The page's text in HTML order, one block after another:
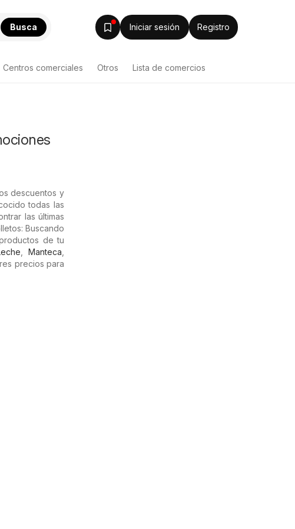
Busca Iniciar sesión Registro
Centros comerciales Otros Lista de comercios
descuentos y
todas las
las últimas
Buscando
de tu
,Manteca
precios para